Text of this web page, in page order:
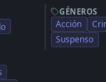
GÉNEROS
Acción
Suspenso